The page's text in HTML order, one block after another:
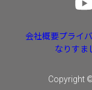
会社概要プライ
なりすま
Copyright